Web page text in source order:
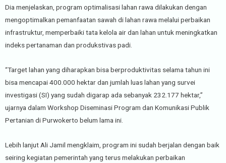
Dia menjelaskan, program optimalisasi lahan rawa dilakukan dengan
mengoptimalkan pemanfaatan sawah di lahan rawa melalui perbaikan
infrastruktur, memperbaiki tata kelola air dan lahan untuk meningkatkan
indeks pertanaman dan produkstivas padi.
“Target lahan yang diharapkan bisa berproduktivitas selama tahun ini
bisa mencapai 400.000 hektar dan jumlah luas lahan yang survei
investigasi (SI) yang sudah digarap ada sebanyak 232.177 hektar,”
ujarnya dalam Workshop Diseminasi Program dan Komunikasi Publik
Pertanian di Purwokerto belum lama ini.
Lebih lanjut Ali Jamil mengklaim, program ini sudah berjalan dengan baik
seiring kegiatan pemerintah yang terus melakukan perbaikan